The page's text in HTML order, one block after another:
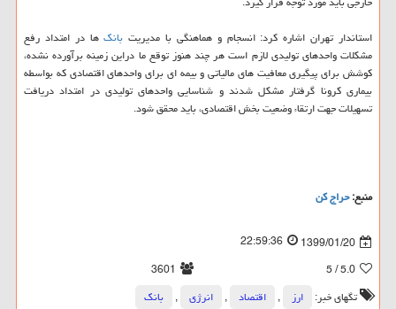
استاندار تهران اشاره كرد: انسجام و هماهنگی با مدیریت بانكها در امتداد رفع
مشكلات واحدهای تولیدی لازم است هر چند هنوز توقع ما دراین زمینه برآورده نشده،
كوشش برای پیگیری معافیت های مالیاتی و بیمه ای برای واحدهای اقتصادی كه بواسطه
بیماری كرونا گرفتار مشكل شدند و شناسایی واحدهای تولیدی در امتداد دریافت
تسهیلات جهت ارتقاء وضعیت بخش اقتصادی، باید محقق شود.
منبع:حراج كن
1399/01/20
22:59:36
5.0
/ 5
3601
تگهای خبر:
ارز , اقتصاد , انرژی , بانك